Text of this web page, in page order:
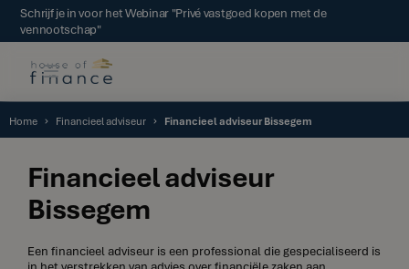
Schrijf je in voor het Webinar "Privé vastgoed kopen met de
vennootschap"
Home Financieel adviseur Financieel adviseur Bissegem
Financieel adviseur
Bissegem
Een financieel adviseur is een professional die gespecialiseerd is